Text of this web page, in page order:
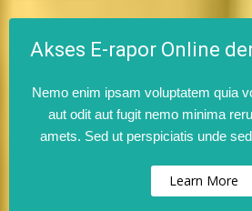
Akses E-rapor Online
Nemo enim ipsam voluptatem quia
aut odit aut fugit nemo minima
amets. Sed ut perspiciatis unde
Learn More